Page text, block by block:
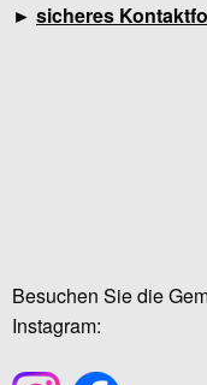
► sicheres
Besuchen Sie die
Instagram: